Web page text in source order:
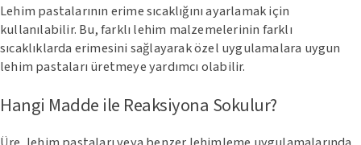
Lehim pastalarının erime sıcaklığını ayarlamak için
kullanılabilir. Bu, farklı lehim malzemelerinin farklı
sıcaklıklarda erimesini sağlayarak özel uygulamalara uygun
lehim pastaları üretmeye yardımcı olabilir.
Hangi Madde ile Reaksiyona Sokulur?